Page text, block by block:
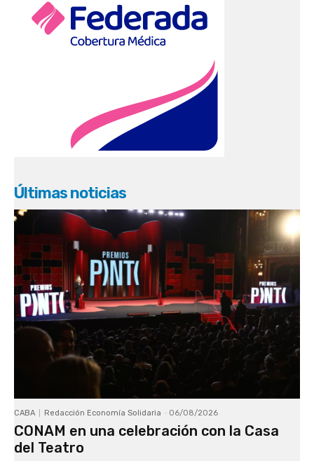
Últimas noticias
CABA Redacción Economía Solidaria - 06/08/2026
CONAM en una celebración con la Casa
del Teatro